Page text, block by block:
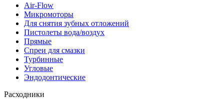
Air-Flow
Микромоторы
Для снятия зубных отложений
Пистолеты вода/воздух
Прямые
Спреи для смазки
Турбинные
Угловые
Эндодонтические
Расходники